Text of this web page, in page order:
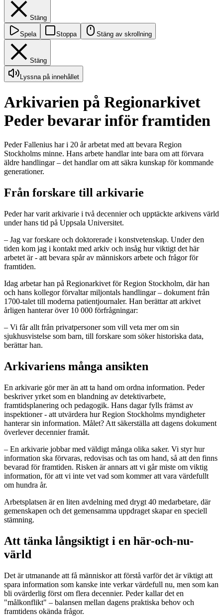
Stäng
Spela Stoppa Stäng av skrollning
Stäng
Lyssna på innehållet
Arkivarien på Regionarkivet
Peder bevarar inför framtiden
Peder Fallenius har i 20 år arbetat med att bevara Region
Stockholms minne. Hans arbete handlar inte bara om att förvara
äldre handlingar – det handlar om att säkra kunskap för kommande
generationer.
Från forskare till arkivarie
Peder har varit arkivarie i två decennier och upptäckte arkivens värld
under hans tid på Uppsala Universitet.
– Jag var forskare och doktorerade i konstvetenskap. Under den
tiden kom jag i kontakt med arkiv och insåg hur viktigt det här
arbetet är - att bevara spår av människors arbete och frågor för
framtiden.
Idag arbetar han på Regionarkivet för Region Stockholm, där han
och hans kollegor förvaltar miljontals handlingar – dokument från
1700-talet till moderna patientjournaler. Han berättar att arkivet
årligen hanterar över 10 000 förfrågningar:
– Vi får allt från privatpersoner som vill veta mer om sin
sjukhusvistelse som barn, till forskare som söker historiska data,
berättar han.
Arkivariens många ansikten
En arkivarie gör mer än att ta hand om ordna information. Peder
beskriver yrket som en blandning av detektivarbete,
framtidsplanering och pedagogik. Hans dagar fylls främst av
inspektioner - att utvärdera hur Region Stockholms myndigheter
hanterar sin information. Målet? Att säkerställa att dagens dokument
överlever decennier framåt.
– En arkivarie jobbar med väldigt många olika saker. Vi styr hur
information ska förvaras, redovisas och tas om hand, så att den finns
bevarad för framtiden. Risken är annars att vi går miste om viktig
information, för att vi inte vet vad som kommer att vara värdefullt
om hundra år.
Arbetsplatsen är en liten avdelning med drygt 40 medarbetare, där
gemenskapen och det gemensamma uppdraget skapar en speciell
stämning.
Att tänka långsiktigt i en här-och-nu-
värld
Det är utmanande att få människor att förstå varför det är viktigt att
spara information som kanske inte verkar värdefull nu, men som kan
bli ovärderlig först om flera decennier. Peder kallar det en
"målkonflikt" – balansen mellan dagens praktiska behov och
framtidens okända frågor.